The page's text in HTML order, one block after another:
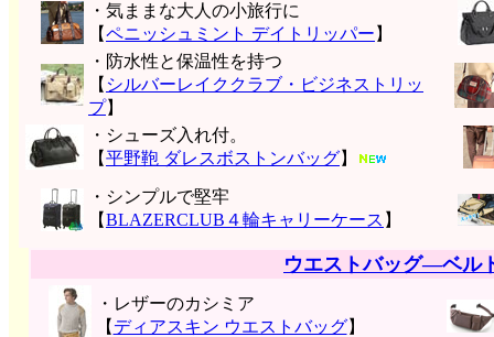
・気ままな大人の小旅行に
【ペニッシュミント デイトリッパー 】
・防水性と保温性を持つ
【 シルバーレイククラブ・ビジネストリッ
プ】
・シューズ入れ付。
【平野鞄 ダレスボストンバッグ】
・シンプルで堅牢
【BLAZERCLUB４輪キャリーケース 】
ウエストバッグ―ベル
・レザーのカシミア
【 ディアスキン ウエストバッグ】